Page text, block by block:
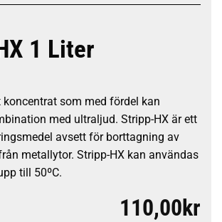
1 Liter
koncentrat som med fördel kan
med ultraljud. Stripp-HX är ett
avsett för borttagning av
metallytor. Stripp-HX kan användas
till 50ºC.
110,00kr